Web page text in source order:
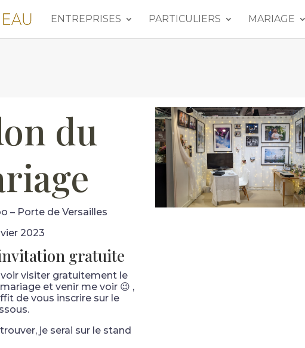
ENTREPRISES PARTICULIERS MARIAGE
du
– Porte de Versailles
2023
gratuite
visiter gratuitement le
et venir me voir 😉 ,
de vous inscrire sur le
je serai sur le stand